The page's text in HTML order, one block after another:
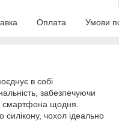
Оплата Умови
в собі
забезпечуючи
смартфона щодня.
силікону, чохол ідеально